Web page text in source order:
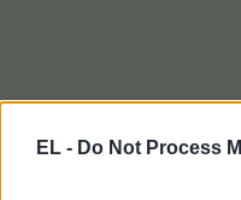
EL - Do Not Process